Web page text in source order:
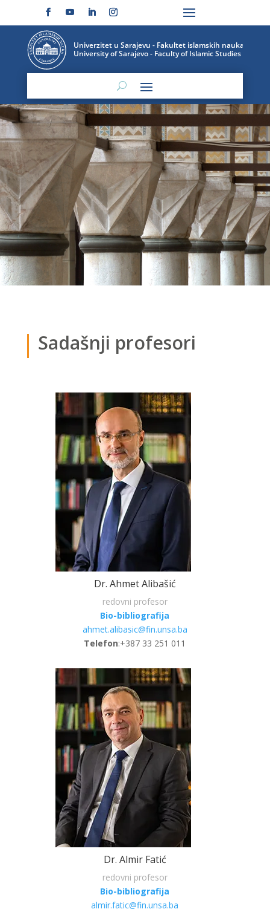
Sadašnji profesori
Dr. Ahmet Alibašić
redovni profesor
Bio-bibliografija
ahmet.alibasic@fin.unsa.ba
Telefon:+387 33 251 011
Dr. Almir Fatić
redovni profesor
Bio-bibliografija
almir.fatic@fin.unsa.ba